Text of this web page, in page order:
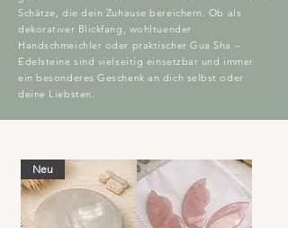
Schätze, die dein Zuhause bereichern. Ob als
dekorativer Blickfang, wohltuender
Handschmeichler oder praktischer Gua Sha –
Edelsteine sind vielseitig einsetzbar und immer
ein besonderes Geschenk an dich selbst oder
deine Liebsten.
Neu